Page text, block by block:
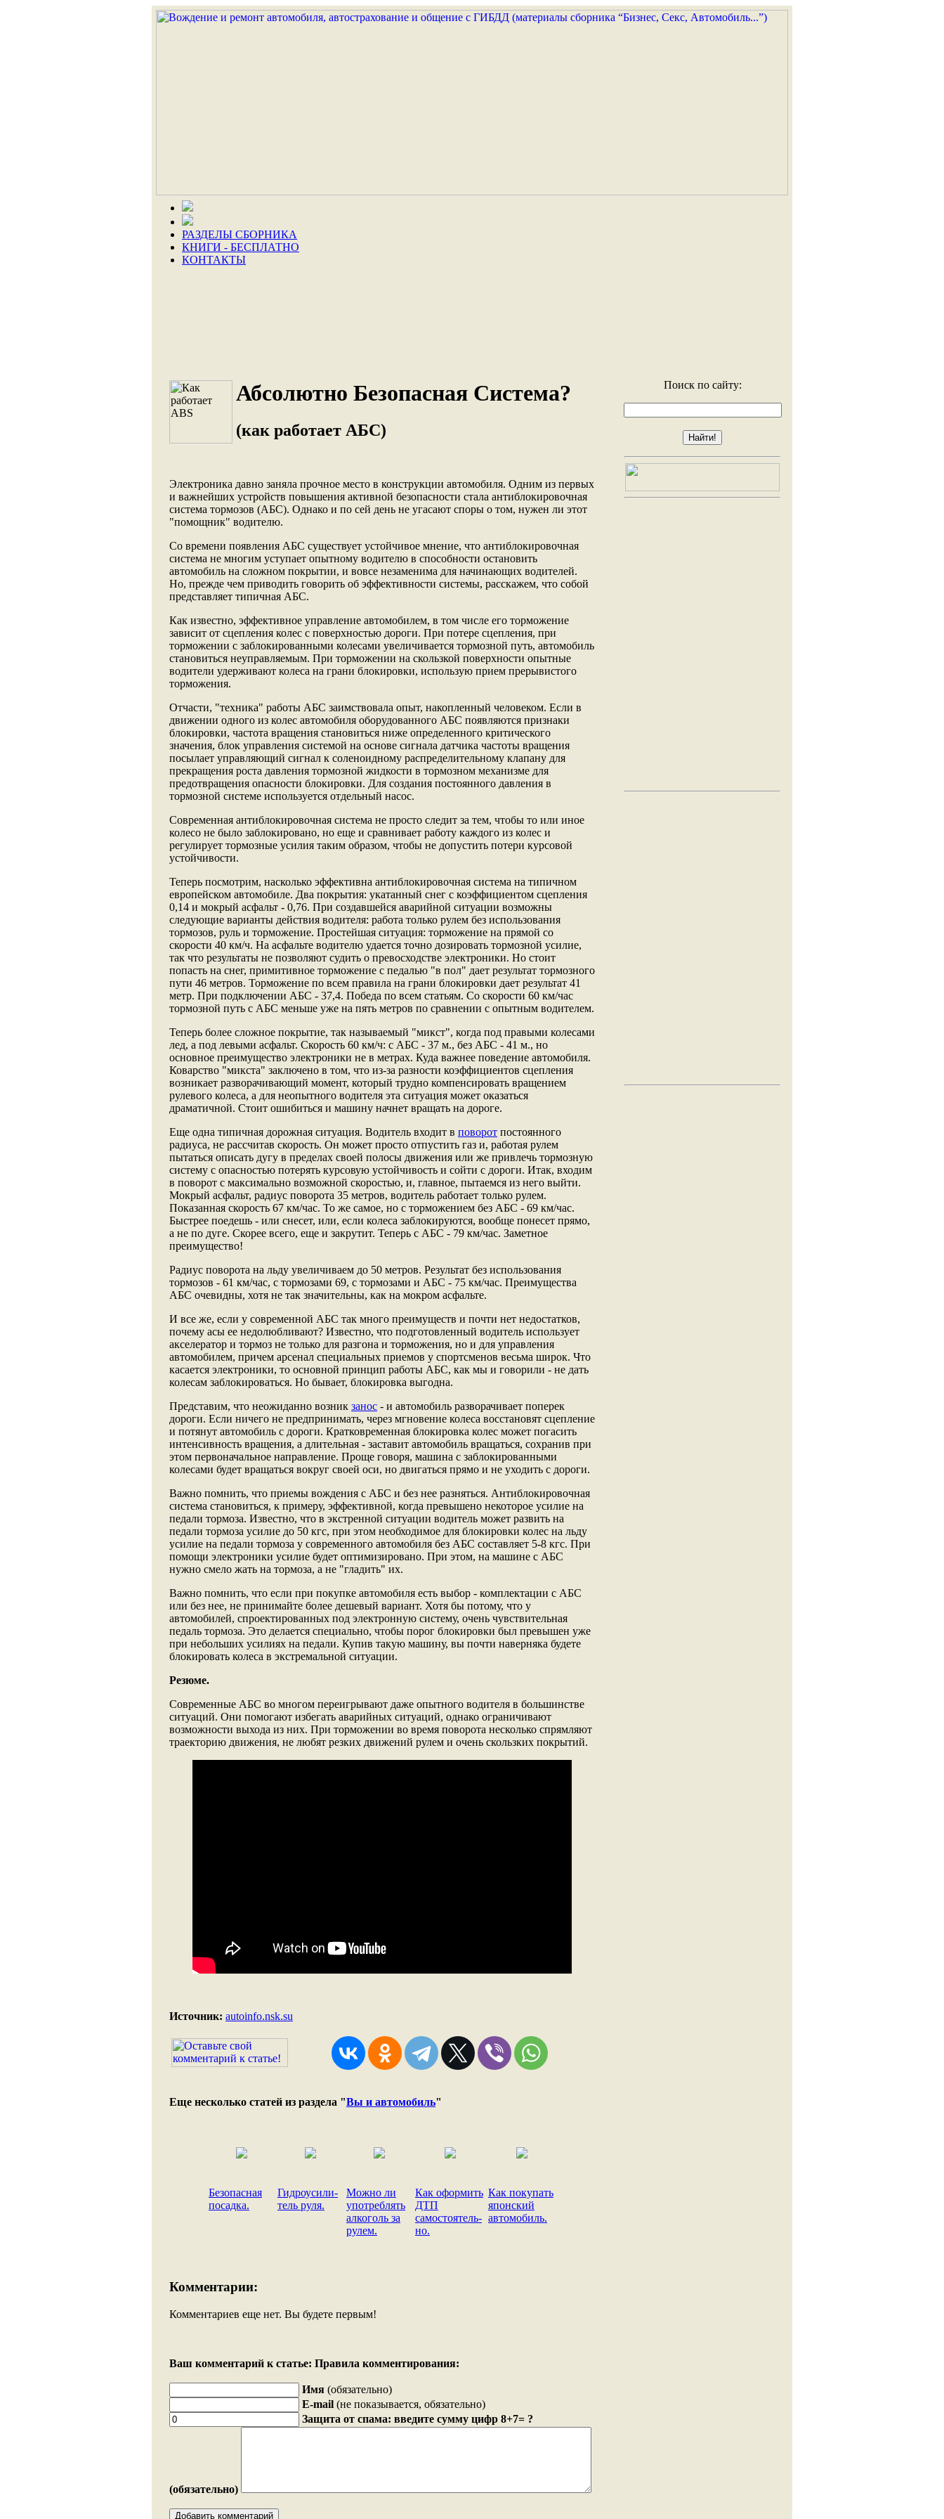
РАЗДЕЛЫ СБОРНИКА
КНИГИ - БЕСПЛАТНО
КОНТАКТЫ
Абсолютно Безопасная Система?
(как работает АБС)
Электроника давно заняла прочное место в конструкции автомобиля. Одним из первых
и важнейших устройств повышения активной безопасности стала антиблокировочная
система тормозов (АБС). Однако и по сей день не угасают споры о том, нужен ли этот
"помощник" водителю.
Со времени появления АБС существует устойчивое мнение, что антиблокировочная
система не многим уступает опытному водителю в способности остановить
автомобиль на сложном покрытии, и вовсе незаменима для начинающих водителей.
Но, прежде чем приводить говорить об эффективности системы, расскажем, что собой
представляет типичная АБС.
Как известно, эффективное управление автомобилем, в том числе его торможение
зависит от сцепления колес с поверхностью дороги. При потере сцепления, при
торможении с заблокированными колесами увеличивается тормозной путь, автомобиль
становиться неуправляемым. При торможении на скользкой поверхности опытные
водители удерживают колеса на грани блокировки, использую прием прерывистого
торможения.
Отчасти, "техника" работы АБС заимствовала опыт, накопленный человеком. Если в
движении одного из колес автомобиля оборудованного АБС появляются признаки
блокировки, частота вращения становиться ниже определенного критического
значения, блок управления системой на основе сигнала датчика частоты вращения
посылает управляющий сигнал к соленоидному распределительному клапану для
прекращения роста давления тормозной жидкости в тормозном механизме для
предотвращения опасности блокировки. Для создания постоянного давления в
тормозной системе используется отдельный насос.
Современная антиблокировочная система не просто следит за тем, чтобы то или иное
колесо не было заблокировано, но еще и сравнивает работу каждого из колес и
регулирует тормозные усилия таким образом, чтобы не допустить потери курсовой
устойчивости.
Теперь посмотрим, насколько эффективна антиблокировочная система на типичном
европейском автомобиле. Два покрытия: укатанный снег с коэффициентом сцепления
0,14 и мокрый асфальт - 0,76. При создавшейся аварийной ситуации возможны
следующие варианты действия водителя: работа только рулем без использования
тормозов, руль и торможение. Простейшая ситуация: торможение на прямой со
скорости 40 км/ч. На асфальте водителю удается точно дозировать тормозной усилие,
так что результаты не позволяют судить о превосходстве электроники. Но стоит
попасть на снег, примитивное торможение с педалью "в пол" дает результат тормозного
пути 46 метров. Торможение по всем правила на грани блокировки дает результат 41
метр. При подключении АБС - 37,4. Победа по всем статьям. Со скорости 60 км/час
тормозной путь с АБС меньше уже на пять метров по сравнении с опытным водителем.
Теперь более сложное покрытие, так называемый "микст", когда под правыми колесами
лед, а под левыми асфальт. Скорость 60 км/ч: с АБС - 37 м., без АБС - 41 м., но
основное преимущество электроники не в метрах. Куда важнее поведение автомобиля.
Коварство "микста" заключено в том, что из-за разности коэффициентов сцепления
возникает разворачивающий момент, который трудно компенсировать вращением
рулевого колеса, а для неопытного водителя эта ситуация может оказаться
драматичной. Стоит ошибиться и машину начнет вращать на дороге.
Еще одна типичная дорожная ситуация. Водитель входит в поворот постоянного
радиуса, не рассчитав скорость. Он может просто отпустить газ и, работая рулем
пытаться описать дугу в пределах своей полосы движения или же привлечь тормозную
систему с опасностью потерять курсовую устойчивость и сойти с дороги. Итак, входим
в поворот с максимально возможной скоростью, и, главное, пытаемся из него выйти.
Мокрый асфальт, радиус поворота 35 метров, водитель работает только рулем.
Показанная скорость 67 км/час. То же самое, но с торможением без АБС - 69 км/час.
Быстрее поедешь - или снесет, или, если колеса заблокируются, вообще понесет прямо,
а не по дуге. Скорее всего, еще и закрутит. Теперь с АБС - 79 км/час. Заметное
преимущество!
Радиус поворота на льду увеличиваем до 50 метров. Результат без использования
тормозов - 61 км/час, с тормозами 69, с тормозами и АБС - 75 км/час. Преимущества
АБС очевидны, хотя не так значительны, как на мокром асфальте.
И все же, если у современной АБС так много преимуществ и почти нет недостатков,
почему асы ее недолюбливают? Известно, что подготовленный водитель использует
акселератор и тормоз не только для разгона и торможения, но и для управления
автомобилем, причем арсенал специальных приемов у спортсменов весьма широк. Что
касается электроники, то основной принцип работы АБС, как мы и говорили - не дать
колесам заблокироваться. Но бывает, блокировка выгодна.
Представим, что неожиданно возник занос - и автомобиль разворачивает поперек
дороги. Если ничего не предпринимать, через мгновение колеса восстановят сцепление
и потянут автомобиль с дороги. Кратковременная блокировка колес может погасить
интенсивность вращения, а длительная - заставит автомобиль вращаться, сохранив при
этом первоначальное направление. Проще говоря, машина с заблокированными
колесами будет вращаться вокруг своей оси, но двигаться прямо и не уходить с дороги.
Важно помнить, что приемы вождения с АБС и без нее разняться. Антиблокировочная
система становиться, к примеру, эффективной, когда превышено некоторое усилие на
педали тормоза. Известно, что в экстренной ситуации водитель может развить на
педали тормоза усилие до 50 кгс, при этом необходимое для блокировки колес на льду
усилие на педали тормоза у современного автомобиля без АБС составляет 5-8 кгс. При
помощи электроники усилие будет оптимизировано. При этом, на машине с АБС
нужно смело жать на тормоза, а не "гладить" их.
Важно помнить, что если при покупке автомобиля есть выбор - комплектации с АБС
или без нее, не принимайте более дешевый вариант. Хотя бы потому, что у
автомобилей, спроектированных под электронную систему, очень чувствительная
педаль тормоза. Это делается специально, чтобы порог блокировки был превышен уже
при небольших усилиях на педали. Купив такую машину, вы почти наверняка будете
блокировать колеса в экстремальной ситуации.
Резюме.
Современные АБС во многом переигрывают даже опытного водителя в большинстве
ситуаций. Они помогают избегать аварийных ситуаций, однако ограничивают
возможности выхода из них. При торможении во время поворота несколько спрямляют
траекторию движения, не любят резких движений рулем и очень скользких покрытий.
Источник: autoinfo.nsk.su
Еще несколько статей из раздела "Вы и автомобиль"
Безопасная
посадка.
Гидроусили-
тель руля.
Можно ли
употреблять
алкоголь за
рулем.
Как оформить
ДТП
самостоятель-
но.
Как покупать
японский
автомобиль.
Комментарии:
Комментариев еще нет. Вы будете первым!
Ваш комментарий к статье: Правила комментирования:
Имя (обязательно)
E-mail (не показывается, обязательно)
Защита от спама: введите сумму цифр 8+7= ?
(обязательно)
Поиск по сайту: